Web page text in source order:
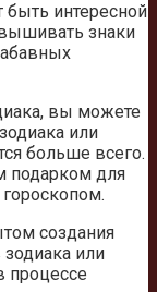
быть интересной
знаки
вы можете
или
больше всего.
подарком для
создания
или
процессе